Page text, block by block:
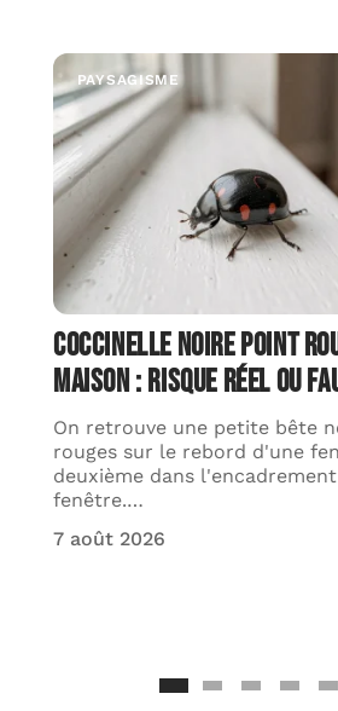
PAYSAGISME
Coccinelle noire point
maison : risque réel ou
On retrouve une petite bête
rouges sur le rebord d'une
deuxième dans
fenêtre.…
7 août 2026